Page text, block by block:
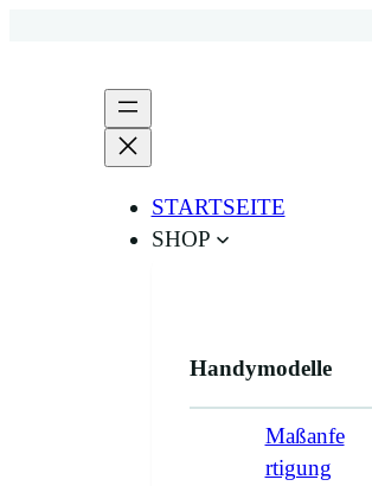
STARTSEITE
SHOP
Handymodelle
Maßanfe
rtigung